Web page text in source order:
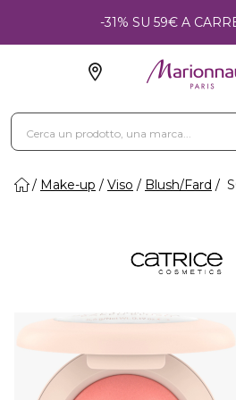
-31% SU 59€ A
Make-up Viso Blush/Fard